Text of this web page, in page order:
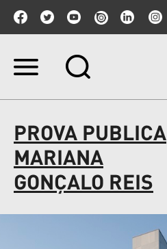
Ir
Ir
para
a
navegação
PROVA PUBLICA
MARIANA
GONÇALO REIS